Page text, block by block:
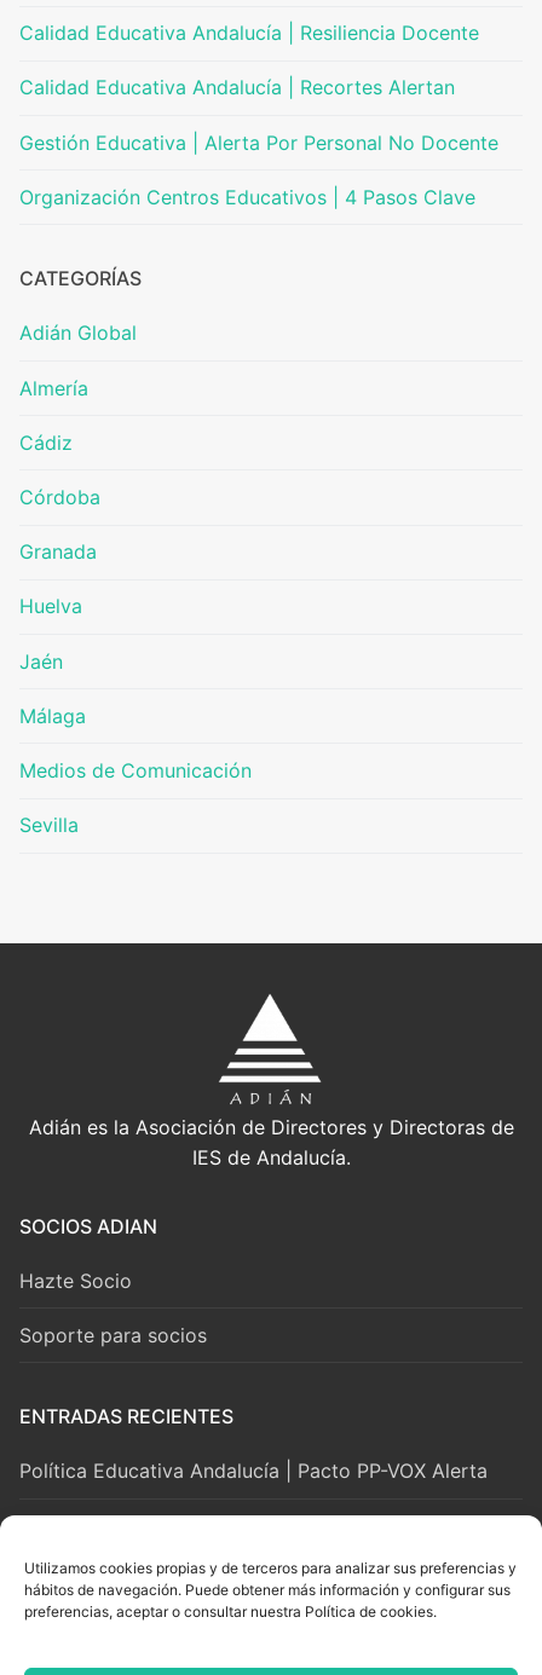
Utilizamos cookies propias y de terceros para analizar sus preferencias y
hábitos de navegación. Puede obtener más información y configurar sus
preferencias, aceptar o consultar nuestra Política de cookies.
Calidad Educativa Andalucía | Resiliencia Docente
Calidad Educativa Andalucía | Recortes Alertan
Gestión Educativa | Alerta Por Personal No Docente
Organización Centros Educativos | 4 Pasos Clave
CATEGORÍAS
Adián Global
Almería
Cádiz
Córdoba
Granada
Huelva
Jaén
Málaga
Medios de Comunicación
Sevilla
Adián es la Asociación de Directores y Directoras de
IES de Andalucía.
SOCIOS ADIAN
Hazte Socio
Soporte para socios
ENTRADAS RECIENTES
Política Educativa Andalucía | Pacto PP-VOX Alerta
LEGAL Y SOPORTE